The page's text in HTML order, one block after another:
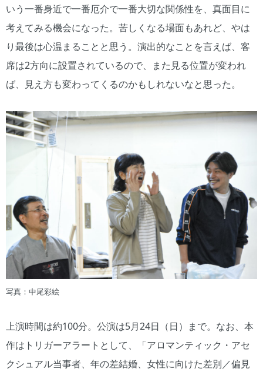
いう一番身近で一番厄介で一番大切な関係性を、真面目に
考えてみる機会になった。苦しくなる場面もあれど、やは
り最後は心温まることと思う。演出的なことを言えば、客
席は2方向に設置されているので、また見る位置が変われ
ば、見え方も変わってくるのかもしれないなと思った。
写真：中尾彩絵
上演時間は約100分。公演は5月24日（日）まで。なお、本
作はトリガーアラートとして、「アロマンティック・アセ
クシュアル当事者、年の差結婚、女性に向けた差別／偏見